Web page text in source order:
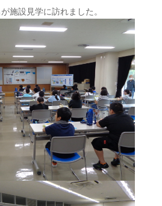
施設見学に訪れました。